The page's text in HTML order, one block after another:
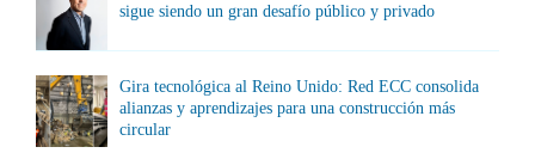
sigue siendo un gran desafío público y privado
Gira tecnológica al Reino Unido: Red ECC consolida
alianzas y aprendizajes para una construcción más
circular